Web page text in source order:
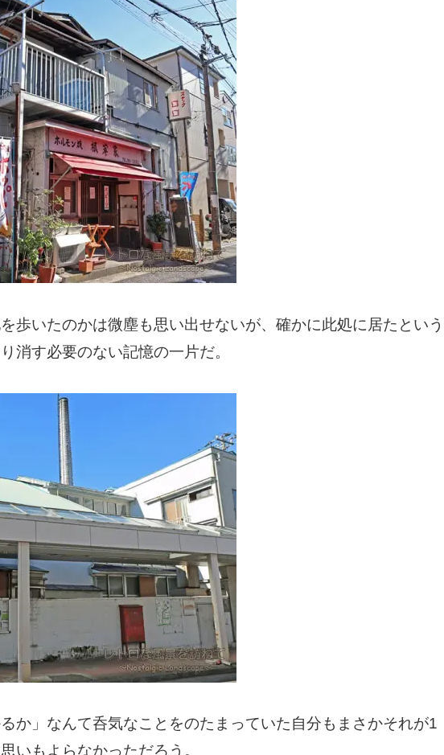
歩いたのかは微塵も思い出せないが、確かに此処に居たという
消す必要のない記憶の一片だ。
か」なんて呑気なことをのたまっていた自分もまさかそれが1
いもよらなかっただろう。